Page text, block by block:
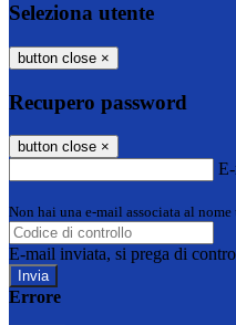
Seleziona utente
button close ×
Recupero password
button close ×
Non hai una e-mail associata al
E-mail inviata, si prega di
Errore